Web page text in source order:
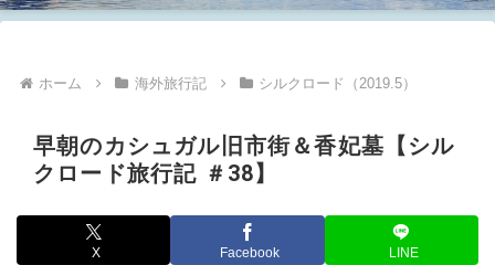
ホーム 海外旅行記 シルクロード（2019.5）
早朝のカシュガル旧市街＆香妃墓【シル
クロード旅行記 ＃38】
X Facebook LINE